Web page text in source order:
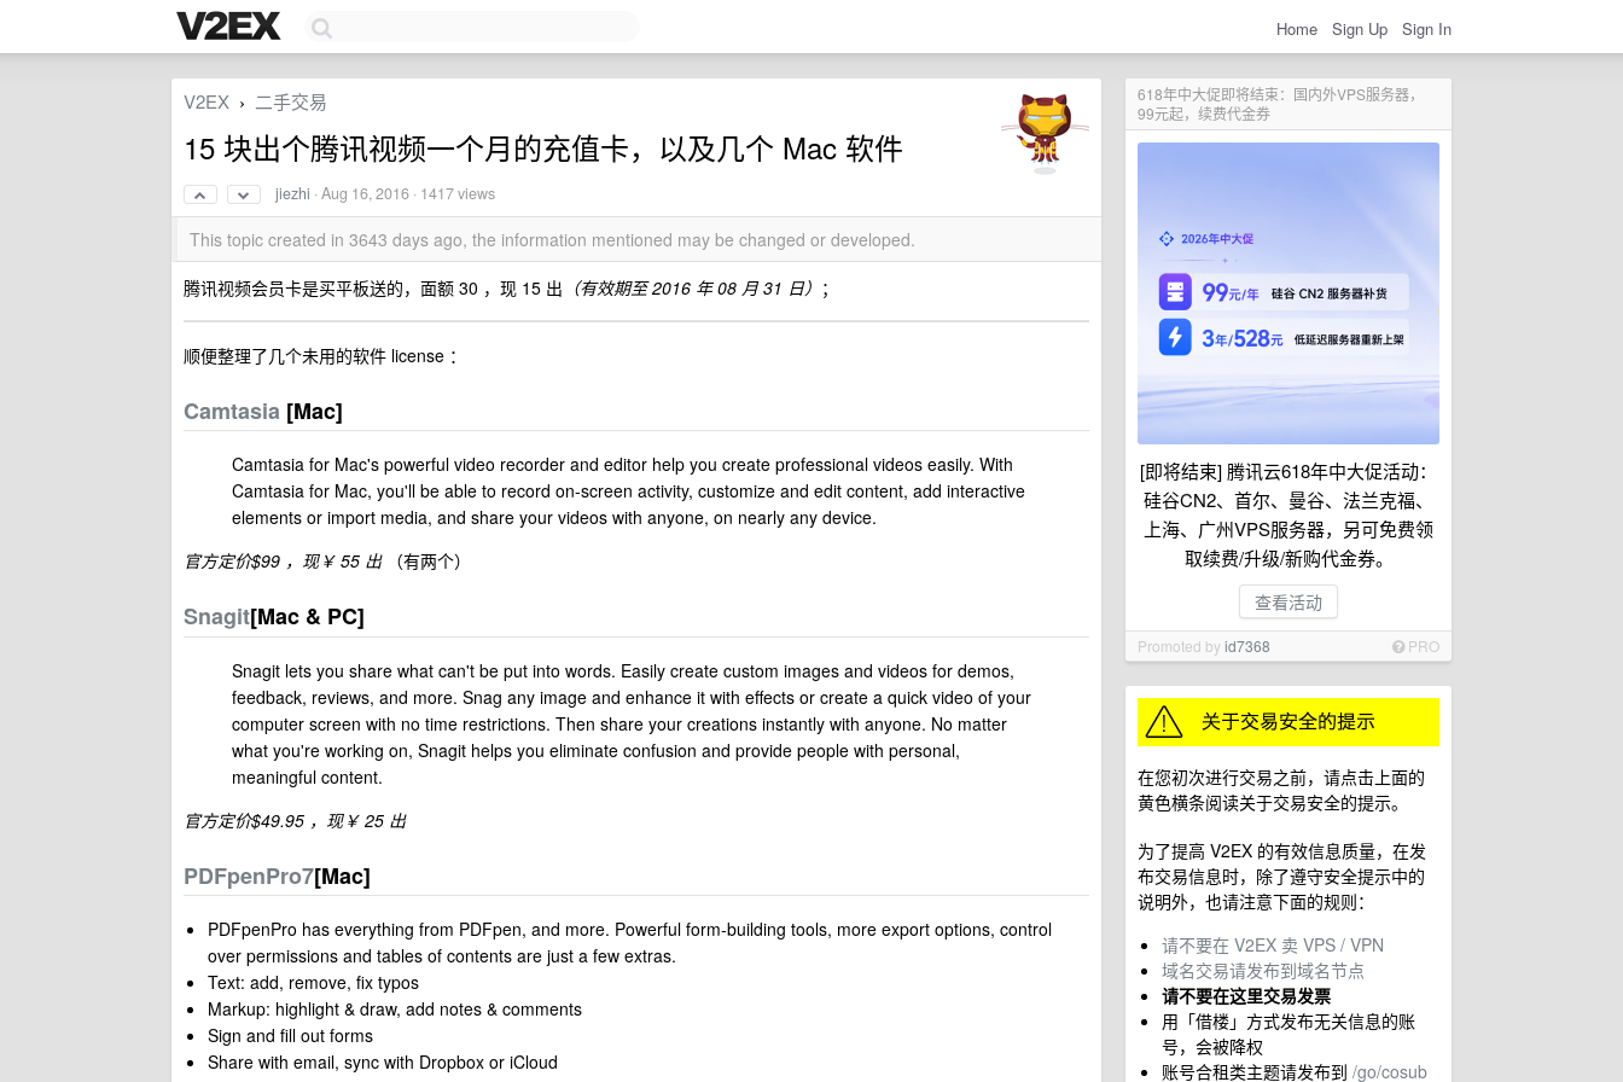
Home Sign Up Sign In
618年中大促即将结束：国内外VPS服务器，
99元起，续费代金券
[即将结束] 腾讯云618年中大促活动：
硅谷CN2、首尔、曼谷、法兰克福、
上海、广州VPS服务器，另可免费领
取续费/升级/新购代金券。
查看活动
Promoted byid7368 PRO
在您初次进行交易之前，请点击上面的
黄色横条阅读关于交易安全的提示。
为了提高 V2EX 的有效信息质量，在发
布交易信息时，除了遵守安全提示中的
说明外，也请注意下面的规则：
请不要在 V2EX 卖 VPS / VPN
域名交易请发布到域名节点
请不要在这里交易发票
用「借楼」方式发布无关信息的账
号，会被降权
账号合租类主题请发布到 /go/cosub
V2EX › 二手交易
15 块出个腾讯视频一个月的充值卡，以及几个 Mac 软件
jiezhi ·Aug 16, 2016 · 1417 views
This topic created in 3643 days ago, the information mentioned may be changed or developed.
腾讯视频会员卡是买平板送的，面额 30 ，现 15 出 （有效期至 2016 年 08 月 31 日） ；
顺便整理了几个未用的软件 license ：
Camtasia [Mac]
Camtasia for Mac's powerful video recorder and editor help you create professional videos easily. With
Camtasia for Mac, you'll be able to record on-screen activity, customize and edit content, add interactive
elements or import media, and share your videos with anyone, on nearly any device.
官方定价$99 ，现￥ 55 出（有两个）
Snagit[Mac & PC]
Snagit lets you share what can't be put into words. Easily create custom images and videos for demos,
feedback, reviews, and more. Snag any image and enhance it with effects or create a quick video of your
computer screen with no time restrictions. Then share your creations instantly with anyone. No matter
what you're working on, Snagit helps you eliminate confusion and provide people with personal,
meaningful content.
官方定价$49.95 ，现￥ 25 出
PDFpenPro7[Mac]
PDFpenPro has everything from PDFpen, and more. Powerful form-building tools, more export options, control
over permissions and tables of contents are just a few extras.
Text: add, remove, fix typos
Markup: highlight & draw, add notes & comments
Sign and fill out forms
Share with email, sync with Dropbox or iCloud